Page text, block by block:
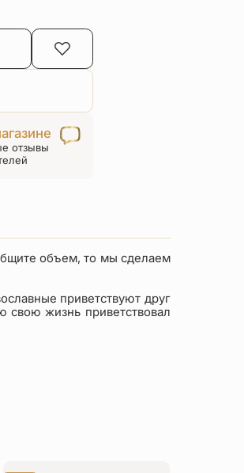
отзывы
объем, то мы сделаем
приветствуют друг
свою жизнь приветствовал